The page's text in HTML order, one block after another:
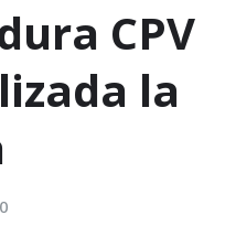
CPV
la
0